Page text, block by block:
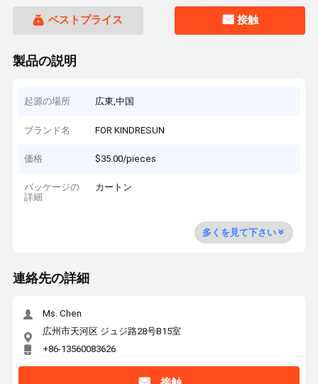
ベストプライス 接触
製品の説明
起源の場所 広東,中国
ブランド名 FOR KINDRESUN
価格 $35.00/pieces
パッケージの
詳細
カートン
多くを見て下さい
連絡先の詳細
Ms. Chen
広州市天河区 ジュジ路28号B15室
+86-13560083626